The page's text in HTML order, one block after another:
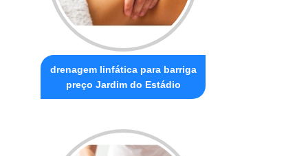
drenagem linfática para barriga
preço Jardim do Estádio